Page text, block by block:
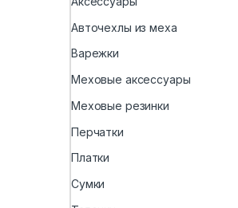
Авточехлы из меха
Варежки
Меховые аксессуары
Меховые резинки
Перчатки
Платки
Сумки